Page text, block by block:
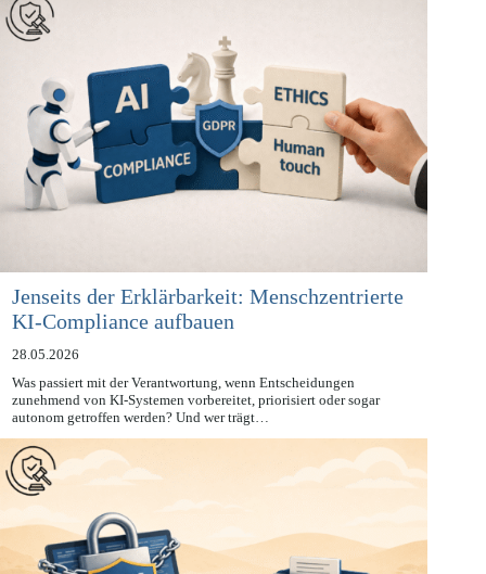
Jenseits der Erklärbarkeit: Menschzentrierte
KI-Compliance aufbauen
28.05.2026
Was passiert mit der Verantwortung, wenn Entscheidungen
zunehmend von KI-Systemen vorbereitet, priorisiert oder sogar
autonom getroffen werden? Und wer trägt…